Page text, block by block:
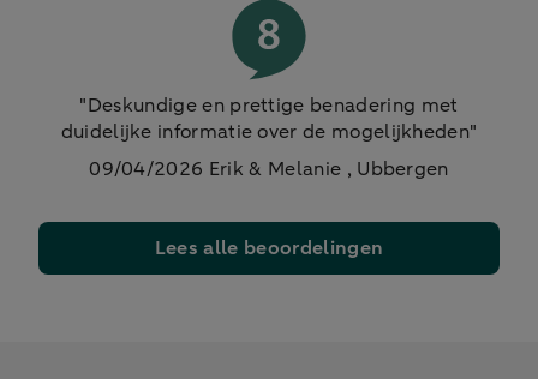
"Deskundige en prettige benadering met
duidelijke informatie over de mogelijkheden"
09/04/2026 Erik & Melanie , Ubbergen
Lees alle beoordelingen